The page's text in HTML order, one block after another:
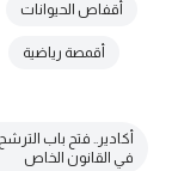
أقفاص الحيوانات
أقمصة رياضية
أكادير.. فتح باب
في القانون الخاص